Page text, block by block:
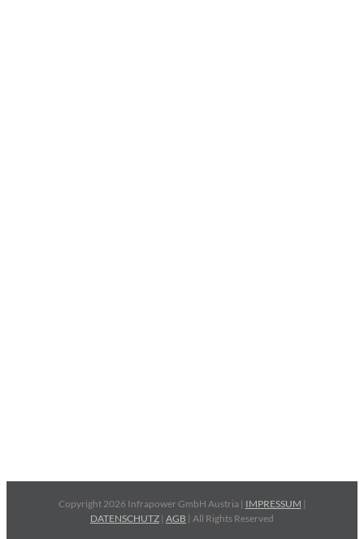
Copyright 2026 Infrapower GmbH Austria | IMPRESSUM |
DATENSCHUTZ | AGB | All Rights Reserved